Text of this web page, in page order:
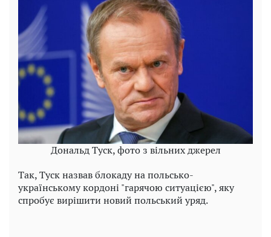
Дональд Туск, фото з вільних джерел
Так, Туск назвав блокаду на польсько-
українському кордоні "гарячою ситуацією", яку
спробує вирішити новий польський уряд.